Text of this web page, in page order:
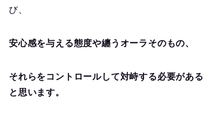
び、
安心感を与える態度や纏うオーラそのもの、
それらをコントロールして対峙する必要がある
と思います。